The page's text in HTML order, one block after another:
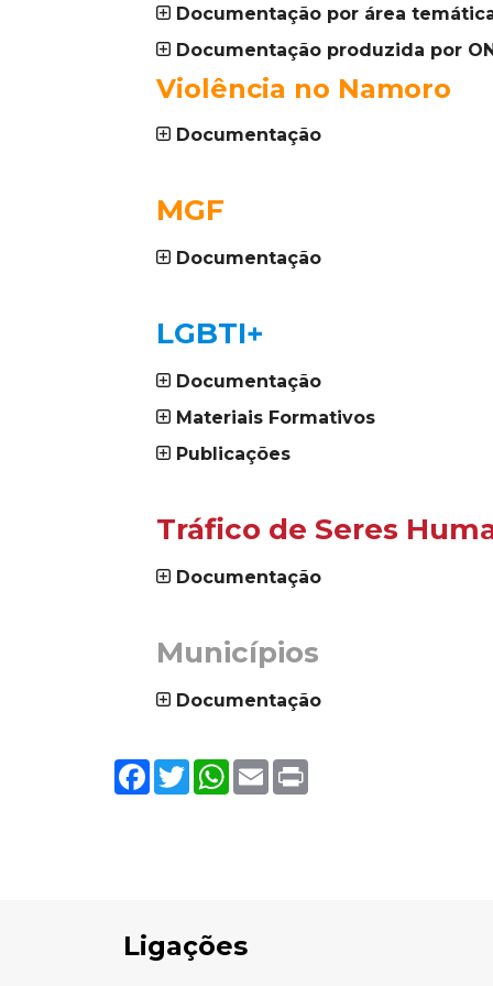
Documentação por área
Documentação produzida por
Violência no Namoro
Documentação
MGF
Documentação
LGBTI+
Documentação
Materiais Formativos
Publicações
Tráfico de Seres
Documentação
Municípios
Documentação
Facebook
TwitterWhatsApp
Email
Ligações
site: